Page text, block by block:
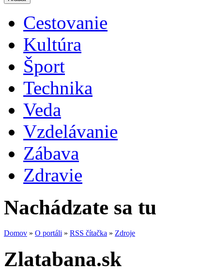
Cestovanie
Kultúra
Šport
Technika
Veda
Vzdelávanie
Zábava
Zdravie
Nachádzate sa tu
Domov » O portáli » RSS čítačka » Zdroje
Zlatabana.sk